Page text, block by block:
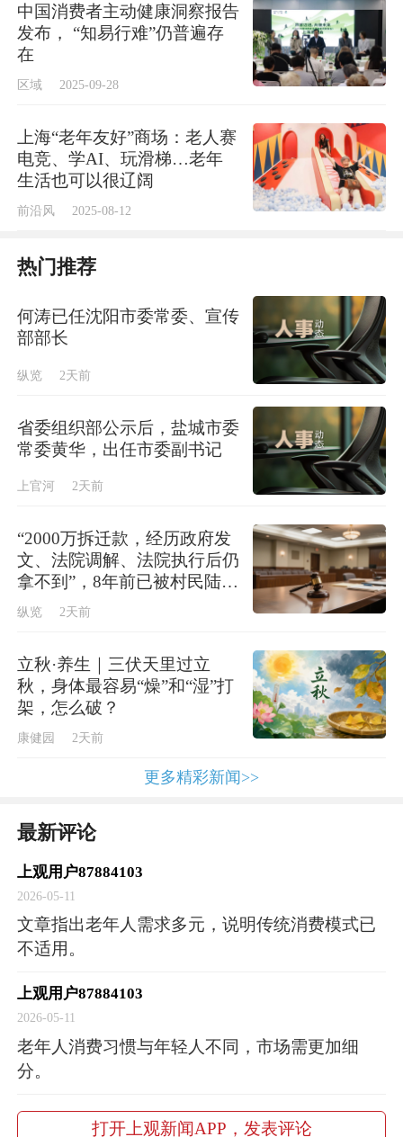
随着人口老龄化进程持续加速，我国人口结构
正加速从传统的“金字塔形“转向“块状结
构”。“老年人因为未来预期、收入下降等原
因，消费是在下降的。”张玲玲直言。
“应对挑战的最好方式，是把挑战变成机会、变
成资源。”上海纽约大学校长童世骏认为，银发
场”，更是科研、人才培养与城市治理的综合性
议题。它既有公共政策属性，也有市场创新空
间；既关乎医疗照护，也关乎健康管理、社交
关系、精神生活与人生意义。在我国，银发经
新空间的重点领域。
为三类：‘想走就走’的活力阶段、‘想想再走’的
慢行阶段以及‘不想走’的照护阶段。在不同阶
马斯洛需求层次理论梳理银发需求，除了底层
层的成长性需求。
目前，国内老年人高阶需求的高质量供给仍然
面，仍处于“有需求、无供给”状态。“老年人是
究者黄海将1960年至1975年左右出生的人群定
中国消费者主动健康洞察报告
发布， “知易行难”仍普遍存
在
区域 2025-09-28
上海“老年友好”商场：老人赛
电竞、学AI、玩滑梯…老年
生活也可以很辽阔
前沿风 2025-08-12
热门推荐
何涛已任沈阳市委常委、宣传
部部长
纵览 2天前
省委组织部公示后，盐城市委
常委黄华，出任市委副书记
上官河 2天前
“2000万拆迁款，经历政府发
文、法院调解、法院执行后仍
拿不到”，8年前已被村民陆续
分掉
纵览 2天前
立秋·养生｜三伏天里过立
秋，身体最容易“燥”和“湿”打
架，怎么破？
康健园 2天前
更多精彩新闻>>
最新评论
上观用户87884103
2026-05-11
文章指出老年人需求多元，说明传统消费模式已
不适用。
上观用户87884103
2026-05-11
老年人消费习惯与年轻人不同，市场需更加细
分。
打开上观新闻APP，发表评论